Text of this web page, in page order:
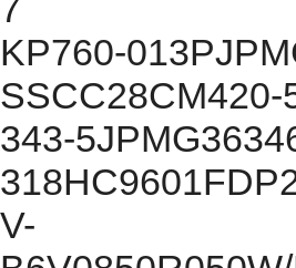
7
KP760-
SSCC28CM420-
343-
V-